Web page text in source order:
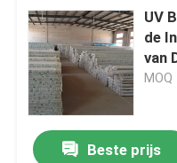
UV
de
van
MOQ
Beste prijs